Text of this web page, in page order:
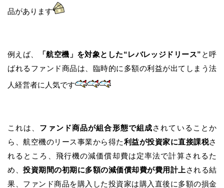
品があります
例えば、 「航空機」を対象とした“レバレッジドリース” と呼
ばれるファンド商品は、臨時的に多額の利益が出てしまう法
人経営者に人気です
これは、 ファンド商品が組合形態で組成されていることか
ら、航空機のリース事業から得た利益が投資家に直接課税さ
れるところ、飛行機の減価償却費は定率法で計算されるた
め、 投資期間の初期に多額の減価償却費が費用計上 される結
果、ファンド商品を購入した投資家は購入直後に多額の損金